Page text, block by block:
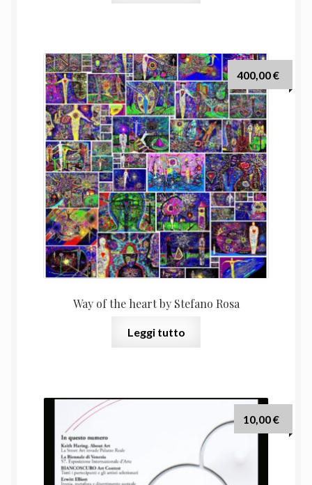
Way of the heart by Stefano Rosa
400,00€
Leggi tutto
10,00€